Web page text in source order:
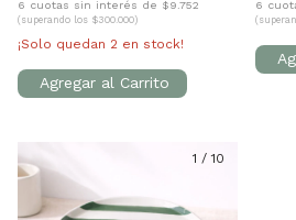
6 cuotas sin interés de $9.752
(superando los $300.000)
¡Solo quedan 2 en stock!
6
1 /10